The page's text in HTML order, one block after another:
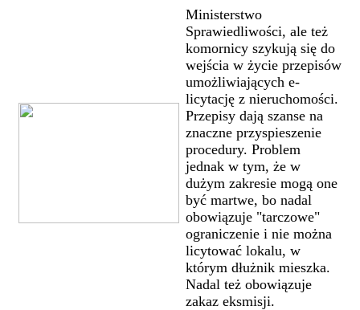
Ministerstwo
Sprawiedliwości, ale też
komornicy szykują się do
wejścia w życie przepisów
umożliwiających e-
licytację z nieruchomości.
Przepisy dają szanse na
znaczne przyspieszenie
procedury. Problem
jednak w tym, że w
dużym zakresie mogą one
być martwe, bo nadal
obowiązuje "tarczowe"
ograniczenie i nie można
licytować lokalu, w
którym dłużnik mieszka.
Nadal też obowiązuje
zakaz eksmisji.